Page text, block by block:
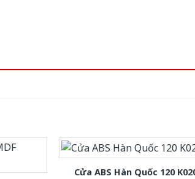
Cửa ABS Hàn Quốc 120